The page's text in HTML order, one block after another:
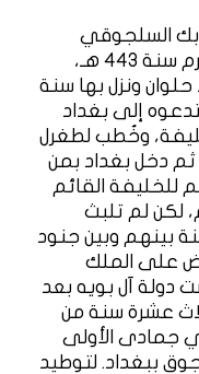
بك السلجوقي
فاستولى على أصفهان في محرم سنة 443 هـ،
هـ، ثم قصد حلوان ونزل بها سنة
إلى بغداد
وخُطب لطغرل
ثم دخل بغداد بمن
للخليفة القائم
لكن لم تلبث
بينهم وبين جنود
على الملك
دولة آل بويه بعد
عشرة سنة من
جمادى الأولى
سلجوق ببغداد. لتوطيد